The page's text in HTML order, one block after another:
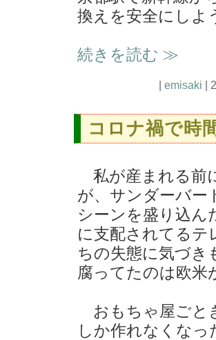
換えを安全にしよ
続きを読む ≫
| emisaki |
コロナ禍で時
私が産まれる前
が、サンダーバー
シーンを盛り込ん
に支配されてるテ
ちの失態に気づき
腐ってたのは欧米
おもちゃ屋ごと
しか作れなくな